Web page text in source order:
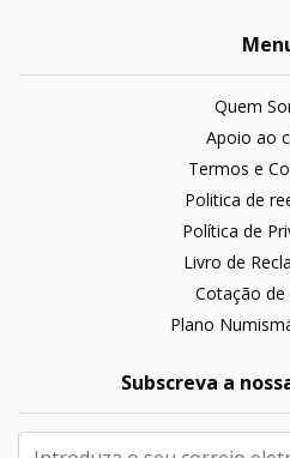
Quem
Apoio ao
Termos e
Politica de
Política de
Livro de
Cotação de
Plano
Subscreva a